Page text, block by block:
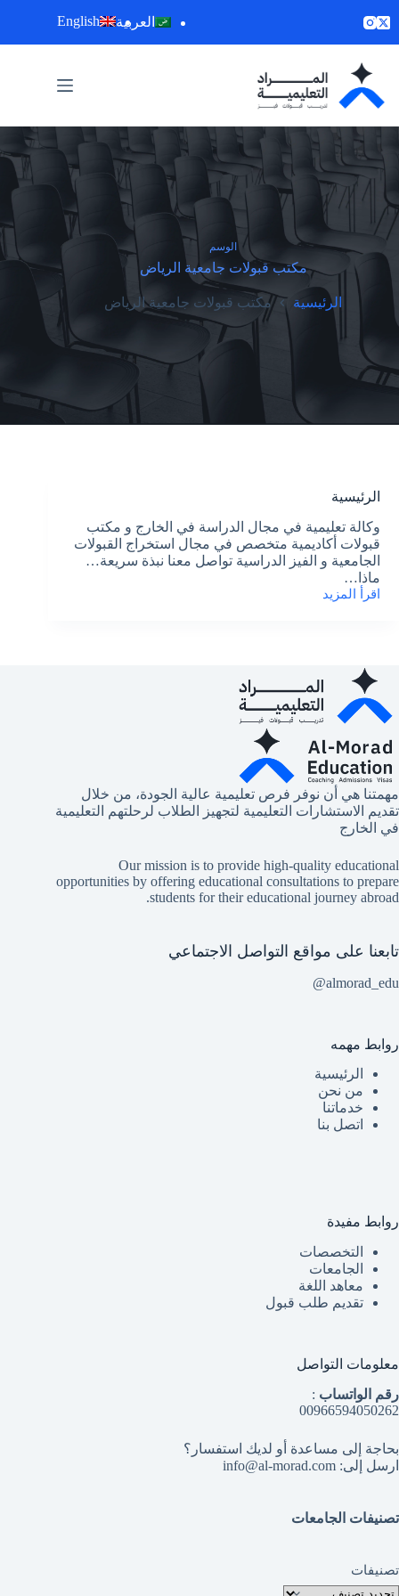
إلى
المحتوى
العربية English
الوسم
مكتب قبولات جامعية الرياض
الرئيسية مكتب قبولات جامعية الرياض
الرئيسية
وكالة تعليمية في مجال الدراسة في الخارج و مكتب
قبولات أكاديمية متخصص في مجال استخراج القبولات
الجامعية و الفيز الدراسية تواصل معنا نبذة سريعة…
ماذا…
اقرأ المزيد
الرئيسية
مهمتنا هي أن نوفر فرص تعليمية عالية الجودة، من خلال
تقديم الاستشارات التعليمية لتجهيز الطلاب لرحلتهم التعليمية
في الخارج
Our mission is to provide high-quality educational
opportunities by offering educational consultations to prepare
students for their educational journey abroad.
تابعنا على مواقع التواصل الاجتماعي
almorad_edu@
روابط مهمه
الرئيسية
من نحن
خدماتنا
اتصل بنا
روابط مفيدة
التخصصات
الجامعات
معاهد اللغة
تقديم طلب قبول
معلومات التواصل
رقم الواتساب :
00966594050262
بحاجة إلى مساعدة أو لديك استفسار؟
ارسل إلى: info@al-morad.com
تصنيفات الجامعات
تصنيفات